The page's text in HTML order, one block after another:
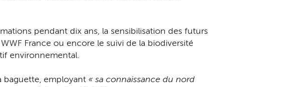
pendant dix ans, la sensibilisation des futurs
France ou encore le suivi de la biodiversité
environnemental.
baguette, employant « sa connaissance du nord